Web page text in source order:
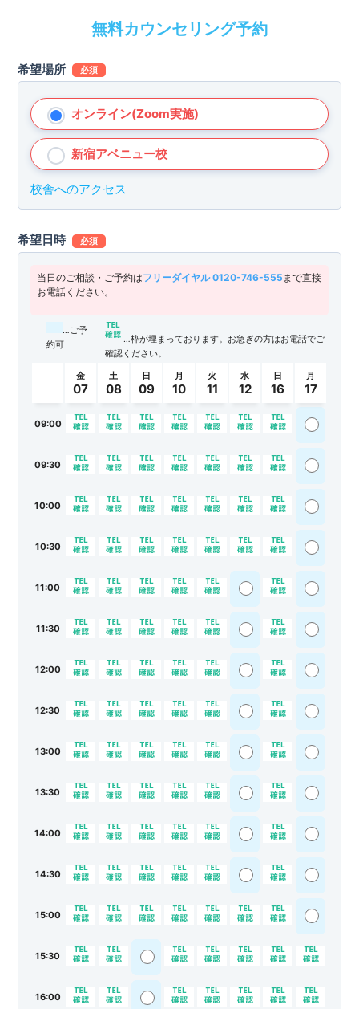
無料カウンセリング予約
希望場所 必須
オンライン(Zoom実施)
新宿アベニュー校
校舎へのアクセス
希望日時 必須
当日のご相談・ご予約はフリーダイヤル 0120-746-555 まで直接
お電話ください。
…ご予
約可
…枠が埋まっております。お急ぎの方はお電話でご
確認ください。
金
07
土
08
日
09
月
10
火
11
水
12
日
16
月
17
09:00
09:30
10:00
10:30
11:00
11:30
12:00
12:30
13:00
13:30
14:00
14:30
15:00
15:30
16:00